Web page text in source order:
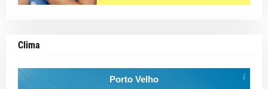
Clima
Porto Velho